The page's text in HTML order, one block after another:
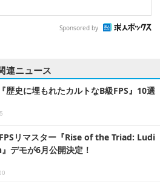
Sponsored by
連ニュース
歴史に埋もれたカルトなB級FPS』10選
リマスター『Rise of the Triad: Ludi
デモが6月公開決定！